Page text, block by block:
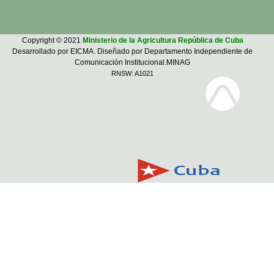
Copyright © 2021 Ministerio de la Agricultura República de Cuba
Desarrollado por EICMA. Diseñado por Departamento Independiente de
Comunicación Institucional.MINAG
RNSW: A1021